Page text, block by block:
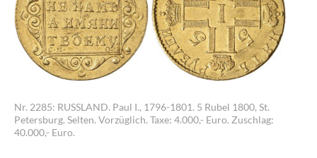
Nr. 2285: RUSSLAND. Paul I., 1796-1801. 5 Rubel 1800, St.
Petersburg. Selten. Vorzüglich. Taxe: 4.000,- Euro. Zuschlag:
40.000,- Euro.